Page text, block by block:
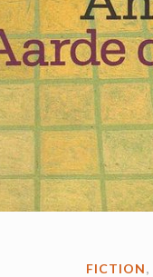
POSTED
FICTION,